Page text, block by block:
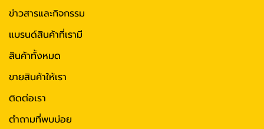
ข่าวสารและกิจกรรม
แบรนด์สินค้าที่เรามี
สินค้าทั้งหมด
ขายสินค้าให้เรา
ติดต่อเรา
ตำถามที่พบบ่อย